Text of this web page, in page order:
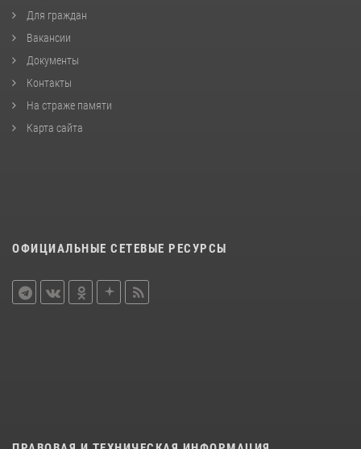
Для граждан
Вакансии
Документы
Контакты
На страже памяти
Карта сайта
ОФИЦИАЛЬНЫЕ СЕТЕВЫЕ РЕСУРСЫ